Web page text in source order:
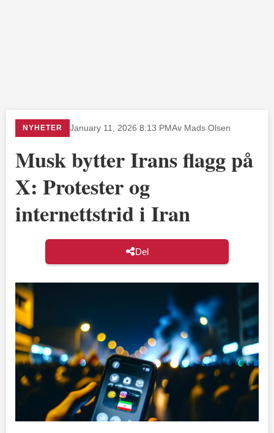
NYHETER January 11, 2026 8:13 PMAv Mads Olsen
Musk bytter Irans flagg på
X: Protester og
internettstrid i Iran
Del